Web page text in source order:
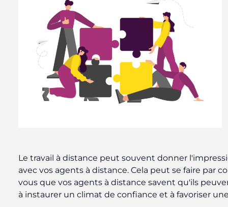
Le travail à distance peut souvent donner
avec vos agents à distance. Cela peut se faire par
vous que vos agents à distance savent qu'ils
à instaurer un climat de confiance et à favoriser